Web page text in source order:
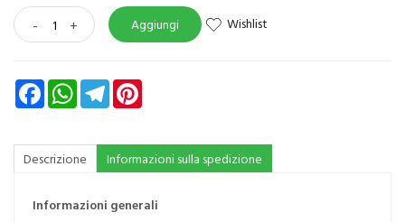
- + Aggiungi Wishlist
FacebookWhatsAppTelegram
Descrizione Informazioni sulla spedizione
Informazioni generali